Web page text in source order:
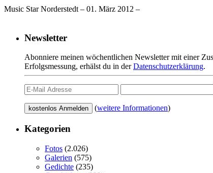
Music Star Norderstedt – 01. März 2012 –
Newsletter
Abonniere meinen wöchentlichen Newsletter mit einer
Erfolgsmessung, erhälst du in derDatenschutzerklärung.
(weitere Informationen)
Kategorien
Fotos (2.026)
Galerien (575)
Gedichte (235)